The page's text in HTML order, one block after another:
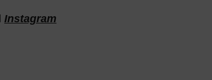
Instagram